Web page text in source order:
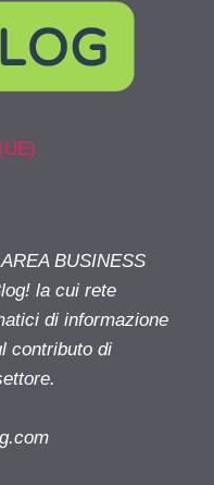
BUSINESS
la cui rete
di informazione
contributo di